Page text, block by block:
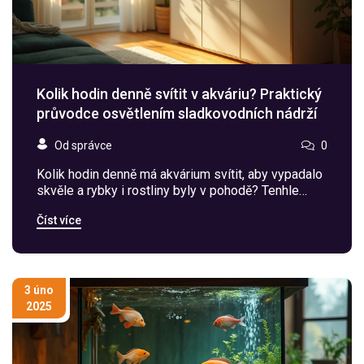
Kolik hodin denně svítit v akváriu? Praktický
průvodce osvětlením sladkovodních nádrží
Od správce 0
Kolik hodin denně má akvárium svítit, aby vypadalo
skvěle a rybky i rostliny byly v pohodě? Tenhle
osvětlení podle typu akvária, ryb i rostlin. Zjistíš, co
svícení, a jaké chyby dělají začátečníci nejčastěji.
na automatizaci svícení a řešení problémů s
řasami. Odpovědi jsou přímé, aktuální a
srozumitelné i pro úplného začátečníka.
Číst více
3 úno
2025